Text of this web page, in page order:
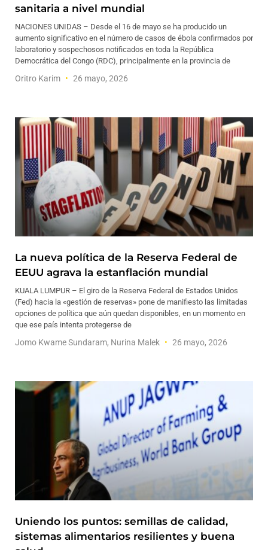
sanitaria a nivel mundial
NACIONES UNIDAS – Desde el 16 de mayo se ha producido un
aumento significativo en el número de casos de ébola confirmados por
laboratorio y sospechosos notificados en toda la República
Democrática del Congo (RDC), principalmente en la provincia de
Oritro Karim 26 mayo, 2026
La nueva política de la Reserva Federal de
EEUU agrava la estanflación mundial
KUALA LUMPUR – El giro de la Reserva Federal de Estados Unidos
(Fed) hacia la «gestión de reservas» pone de manifiesto las limitadas
opciones de política que aún quedan disponibles, en un momento en
que ese país intenta protegerse de
Jomo Kwame Sundaram, Nurina Malek 26 mayo, 2026
Uniendo los puntos: semillas de calidad,
sistemas alimentarios resilientes y buena